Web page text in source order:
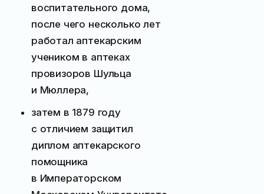
воспитательного дома,
после чего несколько лет
работал аптекарским
учеником в аптеках
провизоров Шульца
и Мюллера,
затем в 1879 году
с отличием защитил
диплом аптекарского
помощника
в Императорском